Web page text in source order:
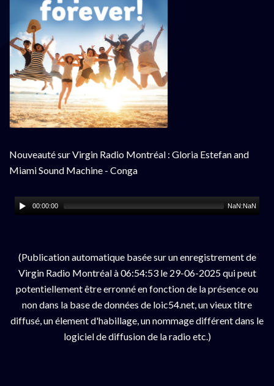
Nouveauté sur Virgin Radio Montréal : Gloria Estefan and
Miami Sound Machine - Conga
00:00:00 NaN:NaN
(Publication automatique basée sur un enregistrement de
Virgin Radio Montréal à 06:54:53 le 29-06-2025 qui peut
potentiellement être erronné en fonction de la présence ou
non dans la base de données de loic54.net, un vieux titre
diffusé, un élement d'habillage, un nommage différent dans le
logiciel de diffusion de la radio etc.)